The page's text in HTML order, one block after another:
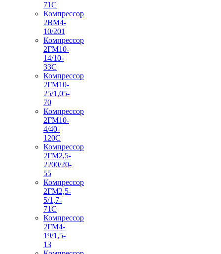
71С
Компрессор
2ВМ4-
10/201
Компрессор
2ГМ10-
14/10-
33С
Компрессор
2ГМ10-
25/1,05-
70
Компрессор
2ГМ10-
4/40-
120С
Компрессор
2ГМ2,5-
2200/20-
55
Компрессор
2ГМ2,5-
5/1,7-
71С
Компрессор
2ГМ4-
19/1,5-
13